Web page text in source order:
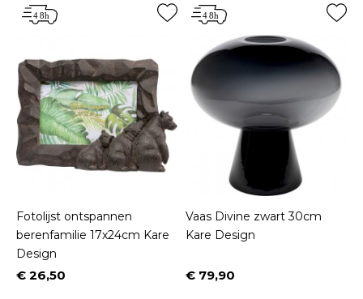
Fotolijst ontspannen
berenfamilie 17x24cm Kare
Design
Prijs
€ 26,50
Vaas Divine zwart 30cm
Kare Design
Prijs
€ 79,90